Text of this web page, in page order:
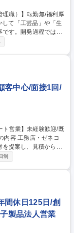
です。開発過程では、
他分野とのコラボ、
ている点です。 募
生◎/創業50年以上
客中心/面接1回/
を提案し、見積から納
しっかりと教育しま
立も経験し、商品知
験の方も基礎から段
ンなど 取扱商品：住
などの建築用資材 募
/面接1回/丁寧なOJT
制
間休日125日/創
製品法人営業